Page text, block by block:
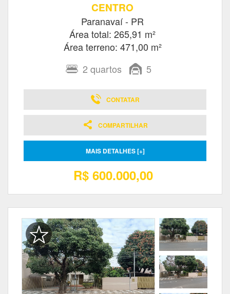
CENTRO
Paranavaí - PR
Área total: 265,91 m²
Área terreno: 471,00 m²
2 quartos 5
CONTATAR
COMPARTILHAR
MAIS DETALHES [+]
R$ 600.000,00